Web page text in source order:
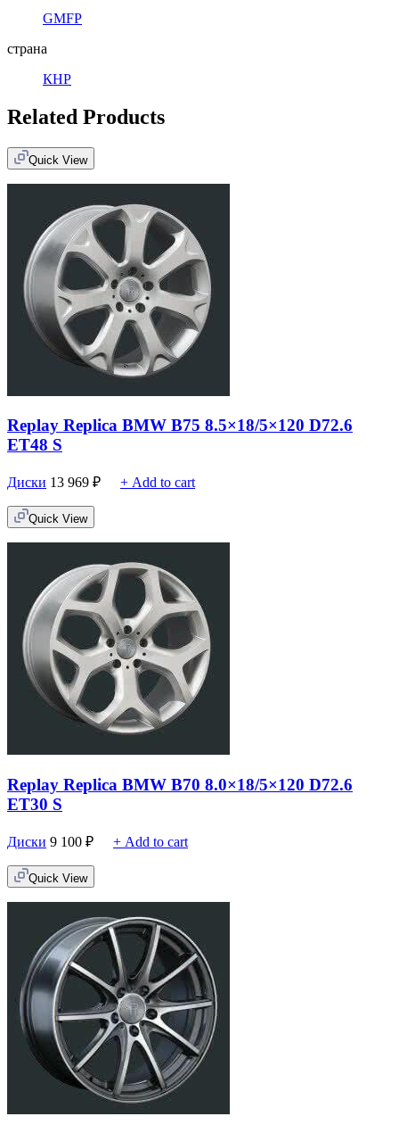
GMFP
страна
КНР
Related Products
Quick View
Replay Replica BMW B75 8.5×18/5×120 D72.6
ET48 S
Диски 13 969 ₽ + Add to cart
Quick View
Replay Replica BMW B70 8.0×18/5×120 D72.6
ET30 S
Диски 9 100 ₽ + Add to cart
Quick View